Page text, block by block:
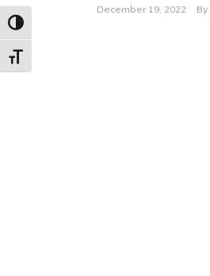
Nagy kontraszt váltása
Betűméret váltása
December 19, 2022 By